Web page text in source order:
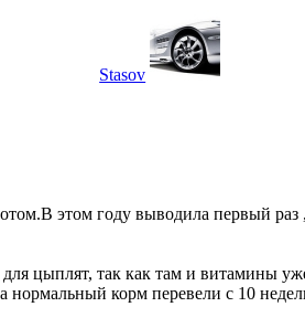
Stasov
этом году выводила первый
цыплят, так как там и витамины
корм перевели с 10